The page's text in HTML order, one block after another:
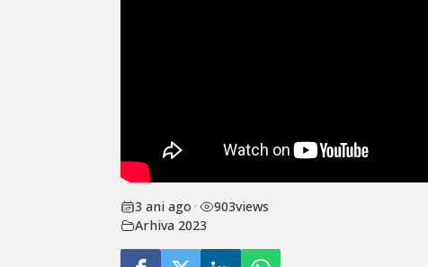
3 ani ago • 903views
Arhiva 2023